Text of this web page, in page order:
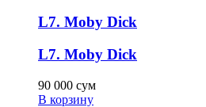
L7. Moby Dick
L7. Moby Dick
90 000 сум
В корзину